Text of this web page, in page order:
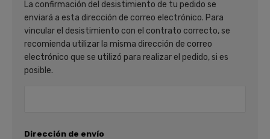
La confirmación del desistimiento de tu pedido se
enviará a esta dirección de correo electrónico. Para
vincular el desistimiento con el contrato correcto, se
recomienda utilizar la misma dirección de correo
electrónico que se utilizó para realizar el pedido, si es
posible.
Dirección de envío